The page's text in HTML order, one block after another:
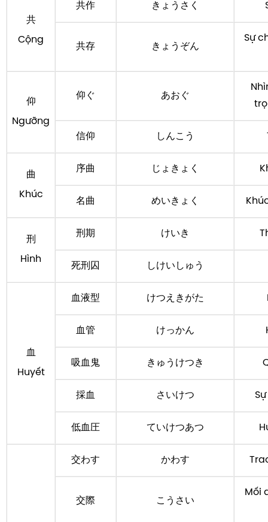
共
Cộng
共作 きょうさく
共存 きょうぞん
Sự
仰
Ngưỡng
仰ぐ あおぐ
信仰 しんこう
曲
Khúc
序曲 じょきょく
名曲 めいきょく
刑
Hình
刑期 けいき
死刑囚 しけいしゅう
血
Huyết
血液型 けつえきがた
血管 けっかん
吸血鬼 きゅうけつき
採血 さいけつ
低血圧 ていけつあつ
交わす かわす
交際 こうさい
Mối